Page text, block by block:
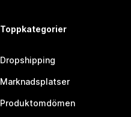
Toppkategorier
Dropshipping
Marknadsplatser
Produktomdömen